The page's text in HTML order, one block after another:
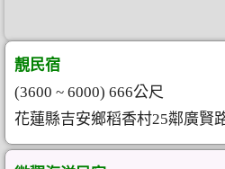
靚民宿
(3600 ~ 6000) 666公尺
花蓮縣吉安鄉稻香村25鄰廣賢